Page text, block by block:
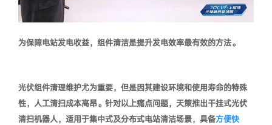
为保障电站发电收益，组件清洁是提升发电效率最有效的方法。
光伏组件清理维护尤为重要，但是因其建设环境和使用寿命的特殊
性，人工清扫成本高昂。针对以上痛点问题，天策推出干挂式光伏
清扫机器人，适用于集中式及分布式电站清洁场景，具备方便快